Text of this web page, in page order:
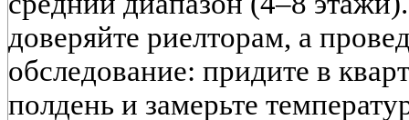
доверяйте риелторам, а
обследование: придите в
полдень и замерьте